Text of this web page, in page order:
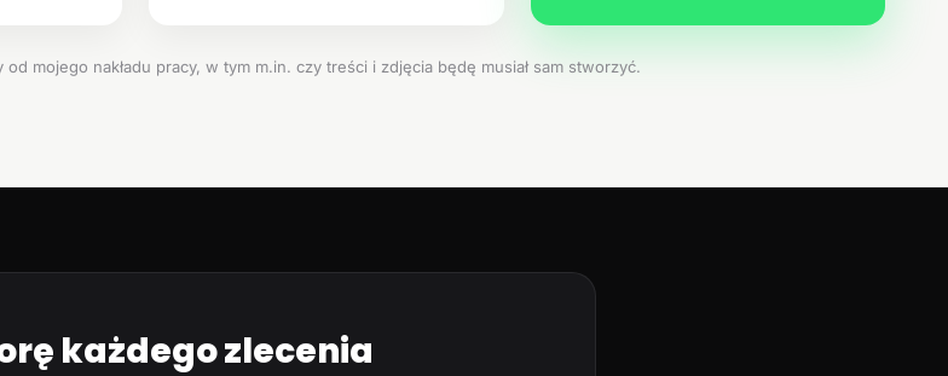
mojego nakładu pracy, w tym m.in. czy treści i zdjęcia będę musiał sam stworzyć.
każdego zlecenia